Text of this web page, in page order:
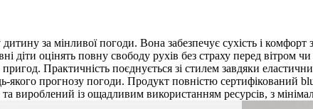
за мінливої погоди. Вона забезпечує сухість і
діти оцінять повну свободу рухів без страху перед
Практичність поєднується зі стилем завдяки
якого прогнозу погоди. Продукт повністю сертифікований
вироблений із ощадливим використанням ресурсів, з